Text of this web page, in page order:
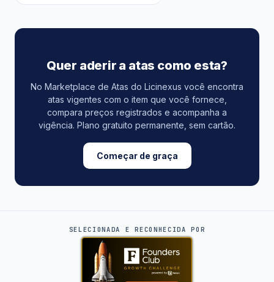
Quer aderir a atas como esta?
No Marketplace de Atas do Licinexus você encontra
atas vigentes com o item que você fornece,
compara preços registrados e acompanha a
vigência. Plano gratuito permanente, sem cartão.
Começar de graça
SELECIONADA E RECONHECIDA POR